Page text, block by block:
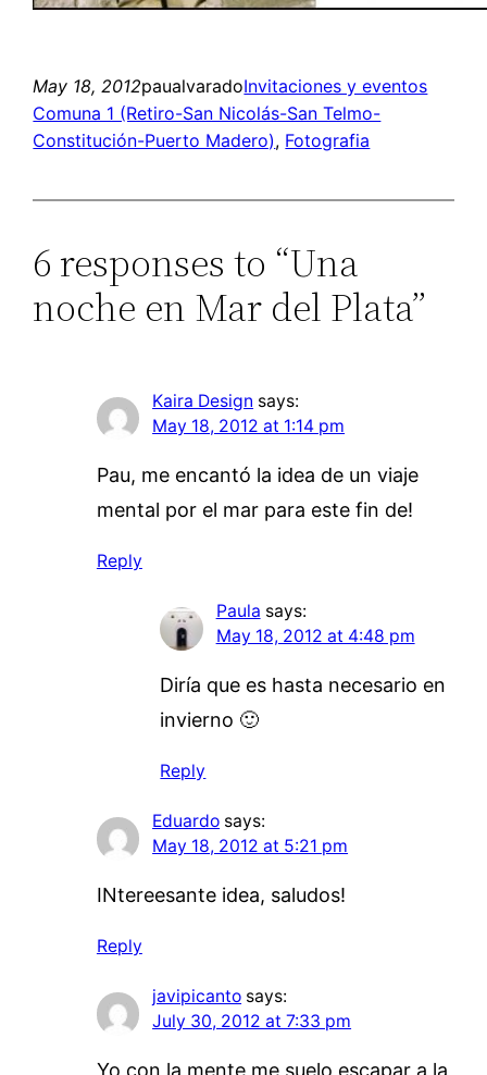
May 18, 2012paualvaradoInvitaciones y eventos
Comuna 1 (Retiro-San Nicolás-San Telmo-
Constitución-Puerto Madero), Fotografia
6 responses to “Una
noche en Mar del Plata”
Kaira Design says:
May 18, 2012 at 1:14 pm
Pau, me encantó la idea de un viaje
mental por el mar para este fin de!
Reply
Paula says:
May 18, 2012 at 4:48 pm
Diría que es hasta necesario en
invierno 🙂
Reply
Eduardo says:
May 18, 2012 at 5:21 pm
INtereesante idea, saludos!
Reply
javipicanto says:
July 30, 2012 at 7:33 pm